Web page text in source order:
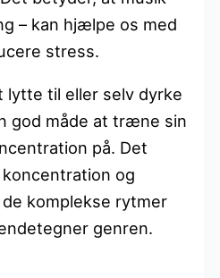
– kan hjælpe os med
stress.
lytte til eller selv dyrke
god måde at træne sin
på. Det
og
komplekse rytmer
genren.